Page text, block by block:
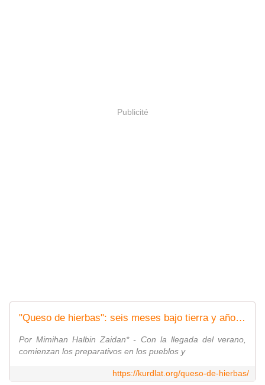
Publicité
"Queso de hierbas": seis meses bajo tierra y años de experiencia femenina -
Por Mimihan Halbin Zaidan* - Con la llegada del verano,
comienzan los preparativos en los pueblos y
https://kurdlat.org/queso-de-hierbas/